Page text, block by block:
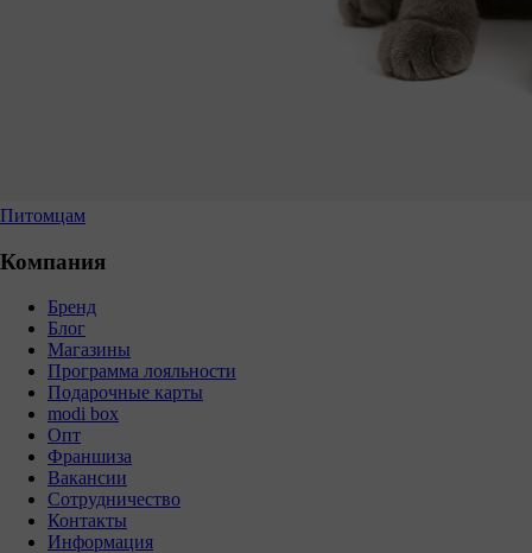
Питомцам
Компания
Бренд
Блог
Магазины
Программа лояльности
Подарочные карты
modi box
Опт
Франшиза
Вакансии
Сотрудничество
Контакты
Информация